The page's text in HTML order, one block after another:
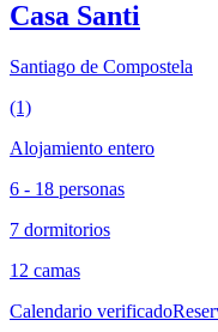
Casa Santi
Santiago de Compostela
(1)
Alojamiento entero
6 - 18 personas
7 dormitorios
12 camas
Calendario verificado